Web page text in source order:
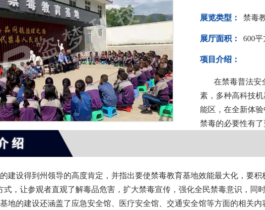
在禁毒普法安全
素，多种高科技
能区，在全新体
禁毒的必要性有
展览类型： 禁毒
展厅面积： 600平
项目介绍：
绍
设得到州领导的高度肯定，并指出要使禁毒教育基地效能最大化，要积
式，让参观者直观了解毒品危害，扩大禁毒宣传，强化全民禁毒意识，同
的建设还涵盖了应急安全馆、医疗安全馆、交通安全馆等方面的相关内